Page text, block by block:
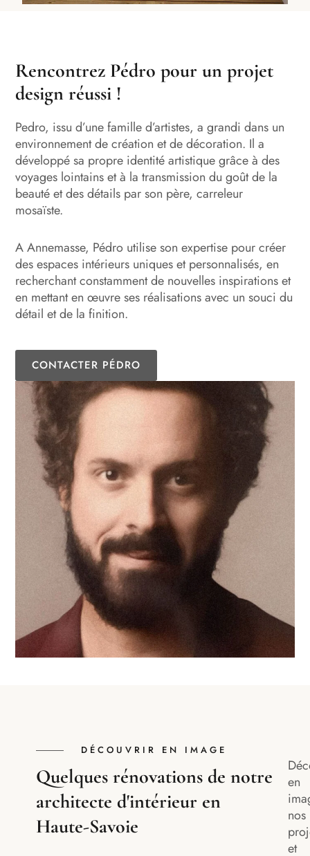
Rencontrez Pédro pour un projet
design réussi !
Pedro, issu d’une famille d’artistes, a grandi dans un
environnement de création et de décoration. Il a
développé sa propre identité artistique grâce à des
voyages lointains et à la transmission du goût de la
beauté et des détails par son père, carreleur
mosaïste.
A Annemasse, Pédro utilise son expertise pour créer
des espaces intérieurs uniques et personnalisés, en
recherchant constamment de nouvelles inspirations et
en mettant en œuvre ses réalisations avec un souci du
détail et de la finition.
CONTACTER PÉDRO
DÉCOUVRIR EN IMAGE
Quelques rénovations de notre
architecte d'intérieur en
Haute-Savoie
en
nos
et